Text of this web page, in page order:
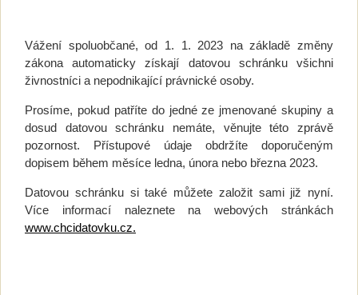
Vážení spoluobčané, od 1. 1. 2023 na základě změny
zákona automaticky získají datovou schránku všichni
živnostníci a nepodnikající právnické osoby.
Prosíme, pokud patříte do jedné ze jmenované skupiny a
dosud datovou schránku nemáte, věnujte této zprávě
pozornost. Přístupové údaje obdržíte doporučeným
dopisem během měsíce ledna, února nebo března 2023.
Datovou schránku si také můžete založit sami již nyní.
Více informací naleznete na webových stránkách
www.chcidatovku.cz.